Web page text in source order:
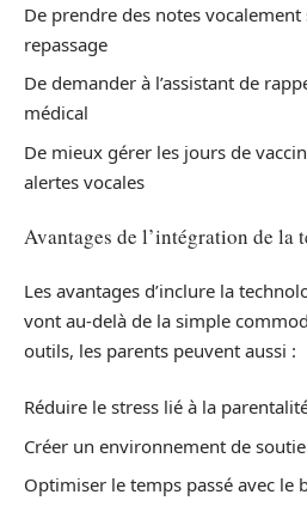
De prendre des notes vocalement
repassage
De demander à l’assistant de
médical
De mieux gérer les jours de
alertes vocales
Avantages de l’intégration de la
Les avantages d’inclure la
vont au-delà de la simple
outils, les parents peuvent aussi :
Réduire le stress lié à la
Créer un environnement de
Optimiser le temps passé avec le